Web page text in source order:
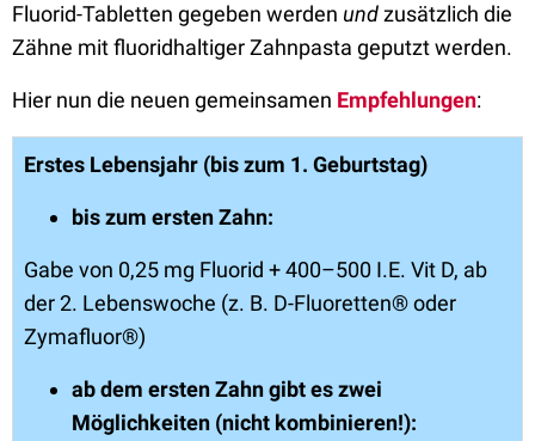
Fluorid-Tabletten gegeben werden undzusätzlich die
Zähne mit fluoridhaltiger Zahnpasta geputzt werden.
Hier nun die neuen gemeinsamen Empfehlungen:
Erstes Lebensjahr (bis zum 1. Geburtstag)
bis zum ersten Zahn:
Gabe von 0,25 mg Fluorid + 400–500 I.E. Vit D, ab
der 2. Lebenswoche (z. B. D-Fluoretten® oder
Zymafluor®)
ab dem ersten Zahn gibt es zwei
Möglichkeiten (nicht kombinieren!):